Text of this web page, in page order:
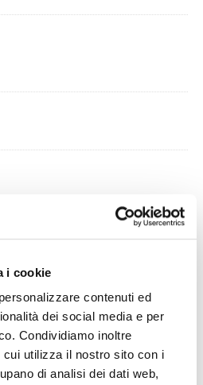
i cookie
contenuti ed
dei social media e per
Condividiamo inoltre
utilizza il nostro sito con i
di analisi dei dati web,
leader in their
Nestlè (beverage),
Baltimore Aircoil (air
JBS (food).